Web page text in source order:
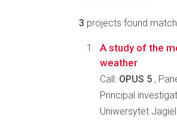
3 projects found
A study of the
weather
Call: OPUS 5 ,
Principal
Uniwersytet